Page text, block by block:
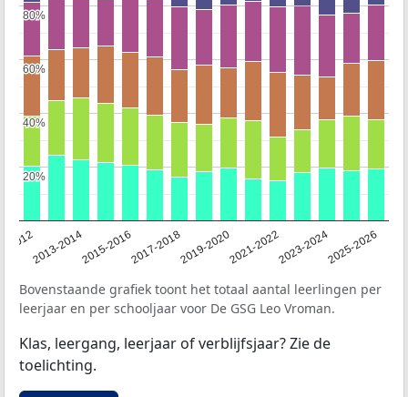
20122013-20142015-20162017-20182019-20202021-20222023-20242025-2026
20%
20%
40%
40%
60%
60%
80%
80%
Bovenstaande grafiek toont het totaal aantal leerlingen per
leerjaar en per schooljaar voor De GSG Leo Vroman.
Klas, leergang, leerjaar of verblijfsjaar? Zie de
toelichting.